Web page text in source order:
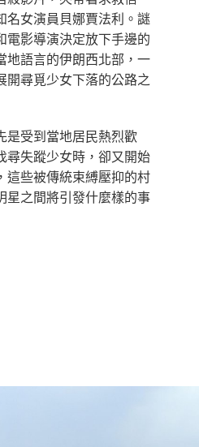
名女演員貝娜賈法利。謎
電影導演決定放下手邊的
地語言的伊朗西北部，一
開尋覓少女下落的公路之
是受到當地居民熱烈歡
尋失蹤少女時，卻又開始
這些被傳統束縛壓抑的村
星之間將引發什麼樣的事